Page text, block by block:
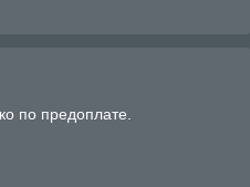
по предоплате.